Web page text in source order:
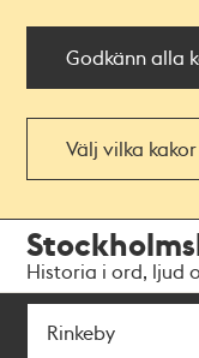
Godkänn alla
Välj vilka
navigationen
huvudinnehållet
Historia i ord, ljud
Sök